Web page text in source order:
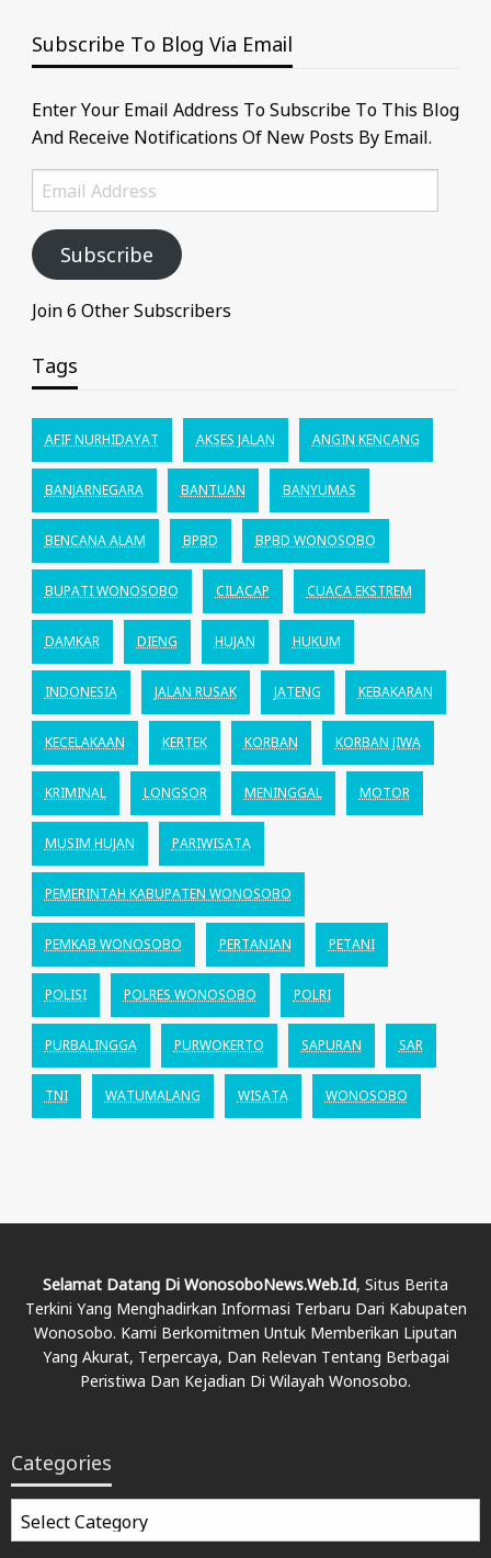
Subscribe To Blog Via Email
Enter Your Email Address To Subscribe To This Blog
And Receive Notifications Of New Posts By Email.
Email
Address
Subscribe
Join 6 Other Subscribers
Tags
AFIF NURHIDAYAT AKSES JALAN ANGIN KENCANG
BANJARNEGARA BANTUAN BANYUMAS
BENCANA ALAM BPBD BPBD WONOSOBO
BUPATI WONOSOBO CILACAP CUACA EKSTREM
DAMKAR DIENG HUJAN HUKUM
INDONESIA JALAN RUSAK JATENG KEBAKARAN
KECELAKAAN KERTEK KORBAN KORBAN JIWA
KRIMINAL LONGSOR MENINGGAL MOTOR
MUSIM HUJAN PARIWISATA
PEMERINTAH KABUPATEN WONOSOBO
PEMKAB WONOSOBO PERTANIAN PETANI
POLISI POLRES WONOSOBO POLRI
PURBALINGGA PURWOKERTO SAPURAN SAR
TNI WATUMALANG WISATA WONOSOBO
Selamat Datang Di WonosoboNews.web.id, Situs Berita
Terkini Yang Menghadirkan Informasi Terbaru Dari Kabupaten
Wonosobo. Kami Berkomitmen Untuk Memberikan Liputan
Yang Akurat, Terpercaya, Dan Relevan Tentang Berbagai
Peristiwa Dan Kejadian Di Wilayah Wonosobo.
Categories
Categories